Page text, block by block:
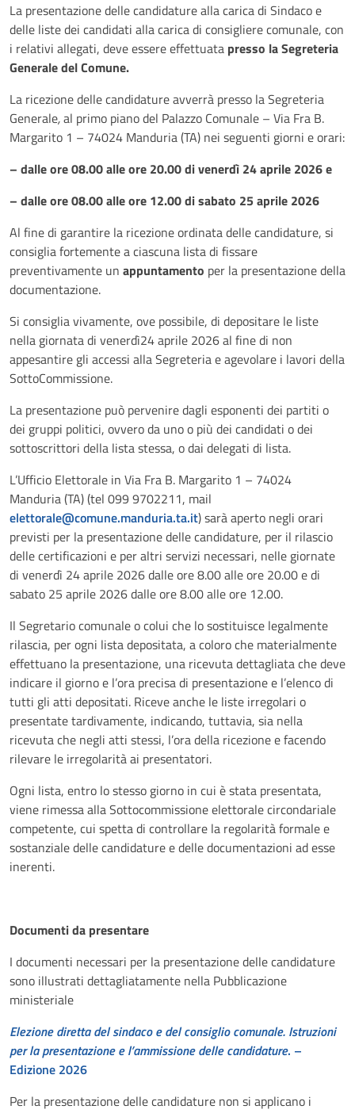
La presentazione delle candidature alla carica di Sindaco e
delle liste dei candidati alla carica di consigliere comunale, con
i relativi allegati, deve essere effettuata presso la Segreteria
Generale del Comune.
La ricezione delle candidature avverrà presso la Segreteria
Generale,al primo piano del Palazzo Comunale – Via Fra B.
Margarito 1 – 74024 Manduria (TA) nei seguenti giorni e orari:
– dalle ore 08.00 alle ore 20.00 di venerdì 24 aprile 2026 e
– dalle ore 08.00 alle ore 12.00 di sabato 25 aprile 2026
Al fine di garantire la ricezione ordinata delle candidature, si
consiglia fortemente a ciascuna lista di fissare
preventivamente un appuntamento per la presentazione della
documentazione.
Si consiglia vivamente, ove possibile, di depositare le liste
nella giornata di venerdì24 aprile 2026 al fine di non
appesantire gli accessi alla Segreteria e agevolare i lavori della
SottoCommissione.
La presentazione può pervenire dagli esponenti dei partiti o
dei gruppi politici, ovvero da uno o più dei candidati o dei
sottoscrittori della lista stessa, o dai delegati di lista.
L’Ufficio Elettorale in Via Fra B. Margarito 1 – 74024
Manduria (TA) (tel 099 9702211, mail
elettorale@comune.manduria.ta.it) sarà aperto negli orari
previsti per la presentazione delle candidature, per il rilascio
delle certificazioni e per altri servizi necessari, nelle giornate
di venerdì 24 aprile 2026 dalle ore 8.00 alle ore 20.00 e di
sabato 25 aprile 2026 dalle ore 8.00 alle ore 12.00.
Il Segretario comunale o colui che lo sostituisce legalmente
rilascia, per ogni lista depositata, a coloro che materialmente
effettuano la presentazione, una ricevuta dettagliata che deve
indicare il giorno e l’ora precisa di presentazione e l’elenco di
tutti gli atti depositati. Riceve anche le liste irregolari o
presentate tardivamente, indicando, tuttavia, sia nella
ricevuta che negli atti stessi, l’ora della ricezione e facendo
rilevare le irregolarità ai presentatori.
Ogni lista, entro lo stesso giorno in cui è stata presentata,
viene rimessa alla Sottocommissione elettorale circondariale
competente, cui spetta di controllare la regolarità formale e
sostanziale delle candidature e delle documentazioni ad esse
inerenti.
Documenti da presentare
I documenti necessari per la presentazione delle candidature
sono illustrati dettagliatamente nella Pubblicazione
ministeriale
Elezione diretta del sindaco e del consiglio comunale. Istruzioni
per la presentazione e l’ammissione delle candidature. –
Edizione 2026
Per la presentazione delle candidature non si applicano i